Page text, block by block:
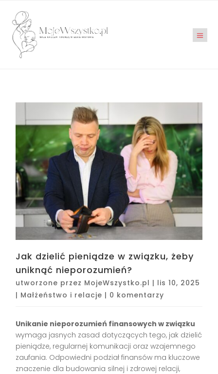
Jak dzielić pieniądze w związku, żeby
uniknąć nieporozumień?
utworzone przez MojeWszystko.pl | lis 10, 2025
| Małżeństwo i relacje | 0 komentarzy
Unikanie nieporozumień finansowych w związku
wymaga jasnych zasad dotyczących tego, jak dzielić
pieniądze, regularnej komunikacji oraz wzajemnego
zaufania. Odpowiedni podział finansów ma kluczowe
znaczenie dla budowania silnej i zdrowej relacji,